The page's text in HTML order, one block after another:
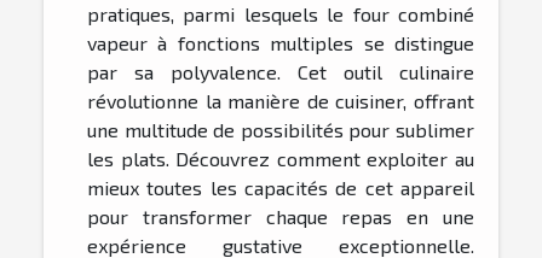
pratiques, parmi lesquels le four combiné
vapeur à fonctions multiples se distingue
par sa polyvalence. Cet outil culinaire
révolutionne la manière de cuisiner, offrant
une multitude de possibilités pour sublimer
les plats. Découvrez comment exploiter au
mieux toutes les capacités de cet appareil
pour transformer chaque repas en une
expérience gustative exceptionnelle.